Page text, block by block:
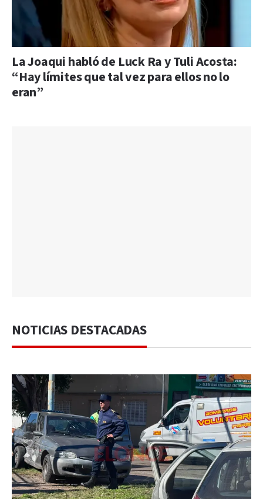
La Joaqui habló de Luck Ra y Tuli Acosta:
“Hay límites que tal vez para ellos no lo
eran”
NOTICIAS DESTACADAS